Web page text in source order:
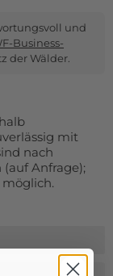
und
Business-
der Wälder.
mit
nach
Anfrage);